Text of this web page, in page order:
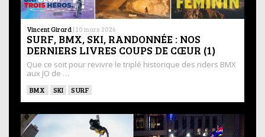
Vincent Girard | 10 mars 2026
SURF, BMX, SKI, RANDONNÉE : NOS
DERNIERS LIVRES COUPS DE CŒUR (1)
Que ce soit pour revivre le triplé historique des riders BMX
aux JO de …
BMX SKI SURF